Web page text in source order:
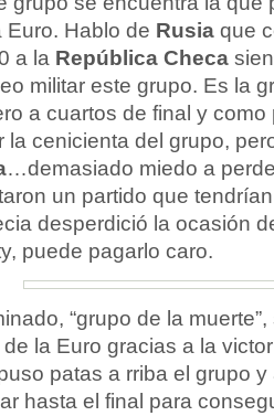
Euro. Hablo de Rusia que
a la República Checa
militar este grupo. Es la
a cuartos de final y
la cenicienta del grupo,
…demasiado miedo a
un partido que
desperdició la ocasión
puede pagarlo caro.
“grupo de la
la Euro gracias a la
patas a rriba el grupo
hasta el final para